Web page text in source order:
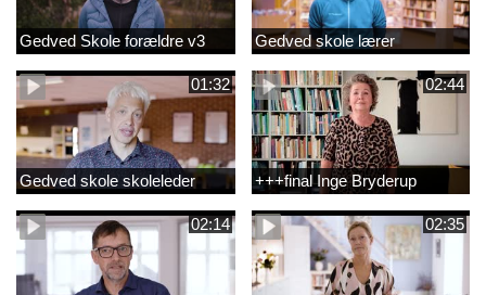
Gedved Skole forældre v3 Gedved skole lærer
01:32
Gedved skole skoleleder
02:44
+++final Inge Bryderup
02:14 02:35